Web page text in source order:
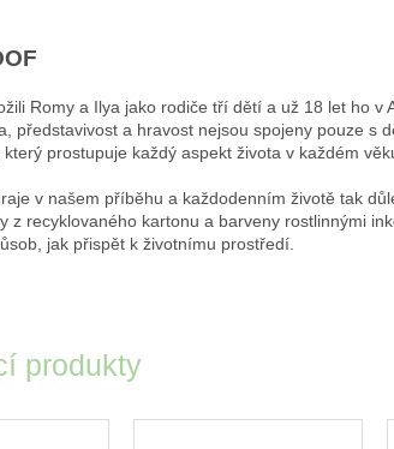
produkty
Romy a Ilya jako rodiče tří dětí a už 18 let ho v
představivost a hravost nejsou spojeny pouze s
prostupuje každý aspekt života v každém
v našem příběhu a každodenním životě tak
z recyklovaného kartonu a barveny rostlinnými
jak přispět k životnímu prostředí.